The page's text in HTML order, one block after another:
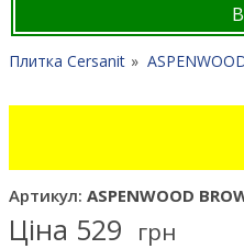
Плитка Cersanit
Артикул: ASPENWOOD
Ціна 529 грн